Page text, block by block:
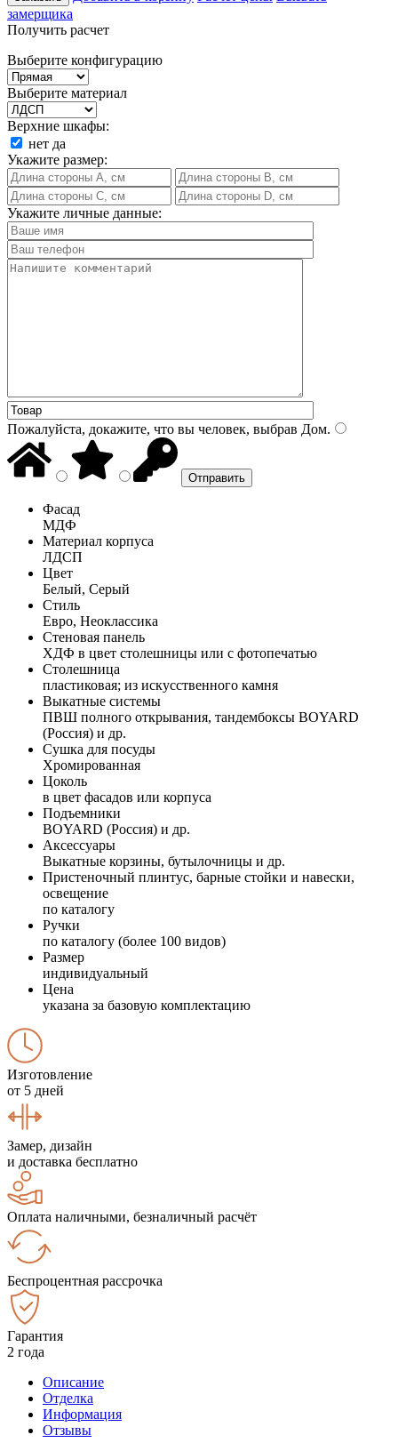
замерщика
Получить расчет
Выберите конфигурацию
Выберите материал
Верхние шкафы:
нет да
Укажите размер:
Укажите личные данные:
Пожалуйста, докажите, что вы человек, выбрав Дом.
Фасад
МДФ
Материал корпуса
ЛДСП
Цвет
Белый, Серый
Стиль
Евро, Неоклассика
Стеновая панель
ХДФ в цвет столешницы или с фотопечатью
Столешница
пластиковая; из искусственного камня
Выкатные системы
ПВШ полного открывания, тандембоксы BOYARD
(Россия) и др.
Сушка для посуды
Хромированная
Цоколь
в цвет фасадов или корпуса
Подъемники
BOYARD (Россия) и др.
Аксессуары
Выкатные корзины, бутылочницы и др.
Пристеночный плинтус, барные стойки и навески,
освещение
по каталогу
Ручки
по каталогу (более 100 видов)
Размер
индивидуальный
Цена
указана за базовую комплектацию
Изготовление
от 5 дней
Замер, дизайн
и доставка бесплатно
Оплата наличными, безналичный расчёт
Беспроцентная рассрочка
Гарантия
2 года
Описание
Отделка
Информация
Отзывы